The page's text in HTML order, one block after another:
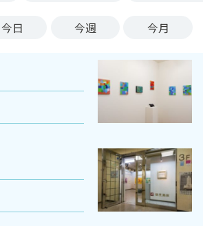
今日 今週 今月